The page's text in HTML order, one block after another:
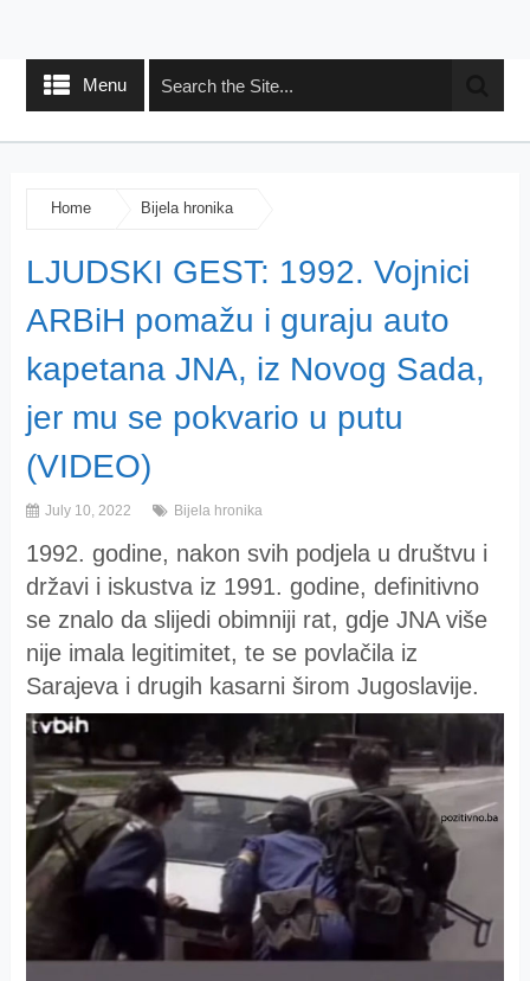
Menu
Home Bijela hronika
LJUDSKI GEST: 1992. Vojnici
ARBiH pomažu i guraju auto
kapetana JNA, iz Novog Sada,
jer mu se pokvario u putu
(VIDEO)
July 10, 2022 Bijela hronika
1992. godine, nakon svih podjela u društvu i
državi i iskustva iz 1991. godine, definitivno
se znalo da slijedi obimniji rat, gdje JNA više
nije imala legitimitet, te se povlačila iz
Sarajeva i drugih kasarni širom Jugoslavije.